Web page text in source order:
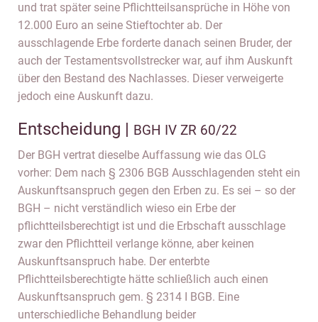
und trat später seine Pflichtteilsansprüche in Höhe von
12.000 Euro an seine Stieftochter ab. Der
ausschlagende Erbe forderte danach seinen Bruder, der
auch der Testamentsvollstrecker war, auf ihm Auskunft
über den Bestand des Nachlasses. Dieser verweigerte
jedoch eine Auskunft dazu.
Entscheidung | BGH IV ZR 60/22
Der BGH vertrat dieselbe Auffassung wie das OLG
vorher: Dem nach § 2306 BGB Ausschlagenden steht ein
Auskunftsanspruch gegen den Erben zu. Es sei – so der
BGH – nicht verständlich wieso ein Erbe der
pflichtteilsberechtigt ist und die Erbschaft ausschlage
zwar den Pflichtteil verlange könne, aber keinen
Auskunftsanspruch habe. Der enterbte
Pflichtteilsberechtigte hätte schließlich auch einen
Auskunftsanspruch gem. § 2314 I BGB. Eine
unterschiedliche Behandlung beider